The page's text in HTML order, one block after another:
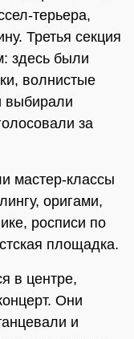
терьера,
Третья секция
здесь были
волнистые
выбирали
за
мастер-классы
оригами,
росписи по
площадка.
в центре,
Они
и